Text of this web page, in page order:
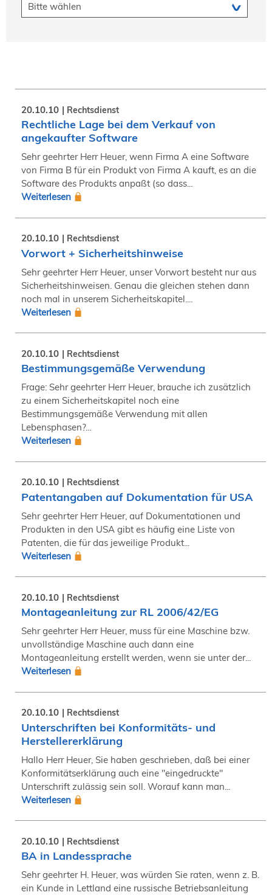
20.10.10 Rechtsdienst
Rechtliche Lage bei dem Verkauf von
angekaufter Software
Sehr geehrter Herr Heuer, wenn Firma A eine Software
von Firma B für ein Produkt von Firma A kauft, es an die
Software des Produkts anpaßt (so dass...
Weiterlesen
20.10.10 Rechtsdienst
Vorwort + Sicherheitshinweise
Sehr geehrter Herr Heuer, unser Vorwort besteht nur aus
Sicherheitshinweisen. Genau die gleichen stehen dann
noch mal in unserem Sicherheitskapitel....
Weiterlesen
20.10.10 Rechtsdienst
Bestimmungsgemäße Verwendung
Frage: Sehr geehrter Herr Heuer, brauche ich zusätzlich
zu einem Sicherheitskapitel noch eine
Bestimmungsgemäße Verwendung mit allen
Lebensphasen?...
Weiterlesen
20.10.10 Rechtsdienst
Patentangaben auf Dokumentation für USA
Sehr geehrter Herr Heuer, auf Dokumentationen und
Produkten in den USA gibt es häufig eine Liste von
Patenten, die für das jeweilige Produkt...
Weiterlesen
20.10.10 Rechtsdienst
Montageanleitung zur RL 2006/42/EG
Sehr geehrter Herr Heuer, muss für eine Maschine bzw.
unvollständige Maschine auch dann eine
Montageanleitung erstellt werden, wenn sie unter der...
Weiterlesen
20.10.10 Rechtsdienst
Unterschriften bei Konformitäts- und
Herstellererklärung
Hallo Herr Heuer, Sie haben geschrieben, daß bei einer
Konformitätserklärung auch eine "eingedruckte"
Unterschrift zulässig sein soll. Worauf kann man...
Weiterlesen
20.10.10 Rechtsdienst
BA in Landessprache
Sehr geehrter H. Heuer, was würden Sie raten, wenn z. B.
ein Kunde in Lettland eine russische Betriebsanleitung